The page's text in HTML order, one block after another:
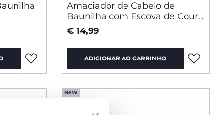
Amaciador de Cabelo de
Baunilha com Escova de Couro
Cabeludo
€ 14,99
ADICIONAR AO CARRINHO
NEW